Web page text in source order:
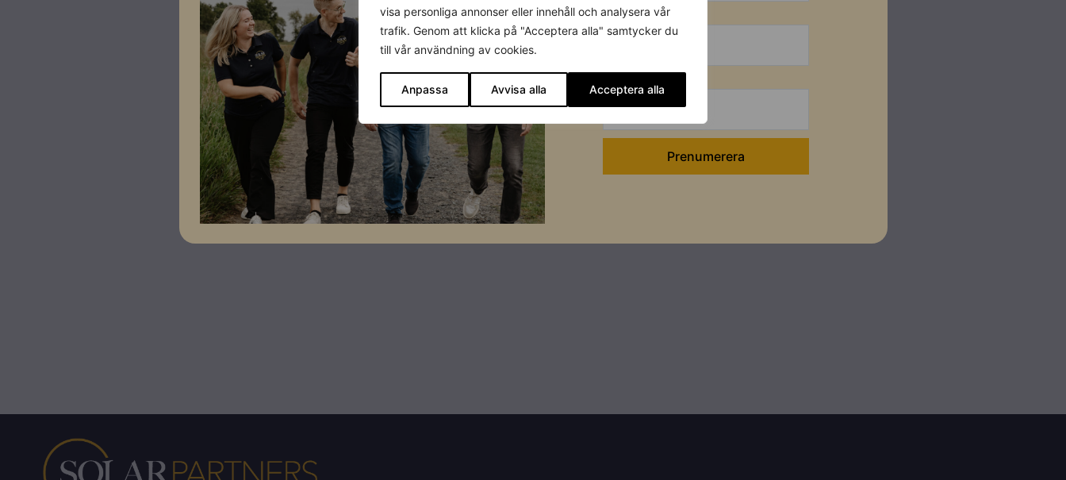
visa personliga annonser eller innehåll och analysera vår
trafik. Genom att klicka på "Acceptera alla" samtycker du
till vår användning av cookies.
Anpassa Avvisa alla Acceptera alla
Förnamn
Efternamn